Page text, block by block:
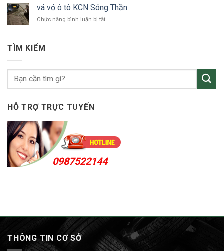
Bắc
Tân
Uyên
ô
tô
vá vỏ ô tô KCN Sóng Thần
Chức năng bình luận bị tắtở
Sóng
TÌM KIẾM
HỖ TRỢ TRỰC TUYẾN
0987522144
THÔNG TIN CƠ SỞ